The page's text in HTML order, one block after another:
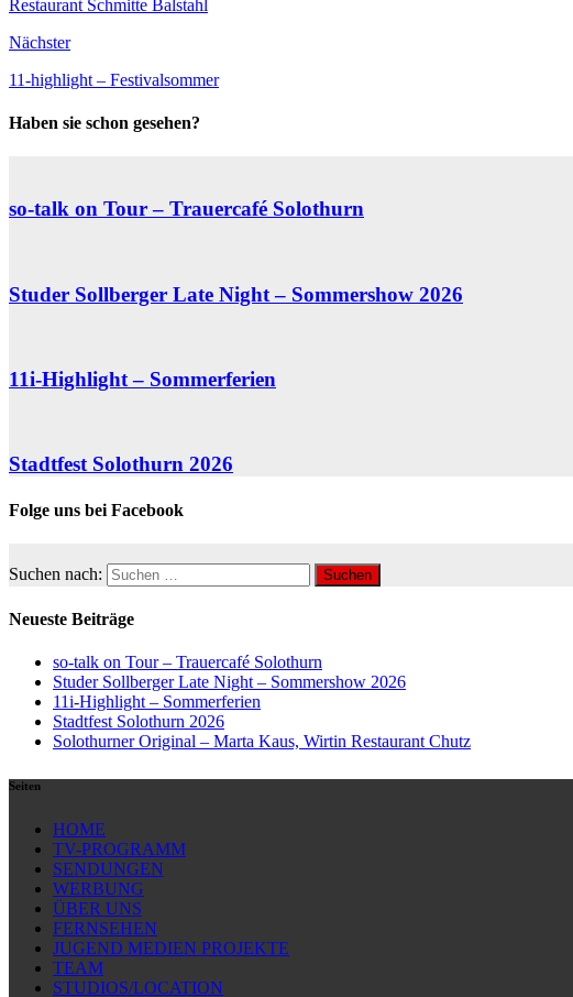
Restaurant Schmitte Balstahl
Nächster
11-highlight – Festivalsommer
Haben sie schon gesehen?
so-talk on Tour – Trauercafé Solothurn
Studer Sollberger Late Night – Sommershow 2026
11i-Highlight – Sommerferien
Stadtfest Solothurn 2026
Folge uns bei Facebook
Suchen nach:
Neueste Beiträge
so-talk on Tour – Trauercafé Solothurn
Studer Sollberger Late Night – Sommershow 2026
11i-Highlight – Sommerferien
Stadtfest Solothurn 2026
Solothurner Original – Marta Kaus, Wirtin Restaurant Chutz
Seiten
HOME
TV-PROGRAMM
SENDUNGEN
WERBUNG
ÜBER UNS
FERNSEHEN
JUGEND MEDIEN PROJEKTE
TEAM
STUDIOS/LOCATION